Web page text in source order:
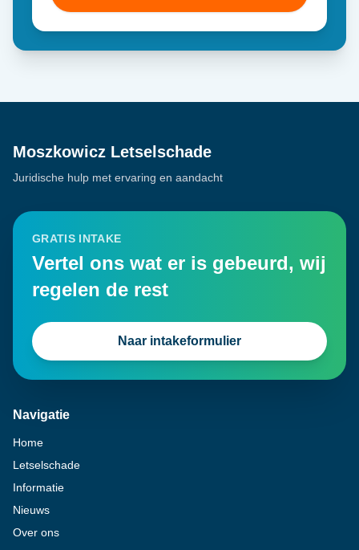
Moszkowicz Letselschade
Juridische hulp met ervaring en aandacht
GRATIS INTAKE
Vertel ons wat er is gebeurd, wij
regelen de rest
Naar intakeformulier
Navigatie
Home
Letselschade
Informatie
Nieuws
Over ons